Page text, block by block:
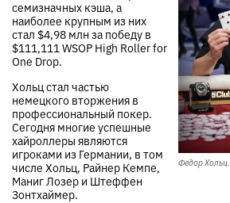
Федор Хольц.
семизначных кэша, а
наиболее крупным из них
стал $4,98 млн за победу в
$111,111 WSOP High Roller for
One Drop.
Хольц стал частью
немецкого вторжения в
профессиональный покер.
Сегодня многие успешные
хайроллеры являются
игроками из Германии, в том
числе Хольц, Райнер Кемпе,
Маниг Лозер и Штеффен
Зонтхаймер.